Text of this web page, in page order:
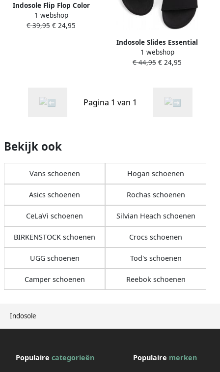
Indosole
Indosole Flip Flop Color
Combo Teenslippers Zomer
slippers Dames Blauw
1 webshop
€ 39,95 € 24,95
Indosole Slides Essential
Dames Slippers Zwart
1 webshop
€ 44,95 € 24,95
Pagina 1 van 1
Bekijk ook
Vans schoenen Hogan schoenen
Asics schoenen Rochas schoenen
CeLaVi schoenen Silvian Heach schoenen
BIRKENSTOCK schoenen Crocs schoenen
UGG schoenen Tod's schoenen
Camper schoenen Reebok schoenen
Populaire categorieën Populaire merken